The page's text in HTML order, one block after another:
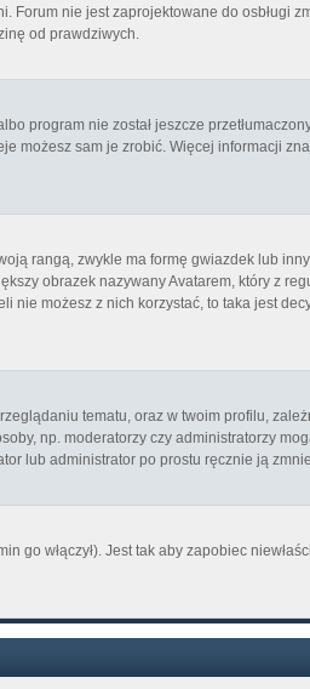
Forum nie jest zaprojektowane do osbługi
od prawdziwych.
program nie został jeszcze
możesz sam je zrobić. Więcej informacji
rangą, zwykle ma formę gwiazdek lub
obrazek nazywany Avatarem, który z
nie możesz z nich korzystać, to taka jest
tematu, oraz w twoim profilu,
np. moderatorzy czy administratorzy
lub administrator po prostu ręcznie ją
go włączył). Jest tak aby zapobiec